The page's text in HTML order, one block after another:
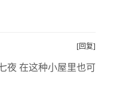
[回复]
夜 在这种小屋里也可